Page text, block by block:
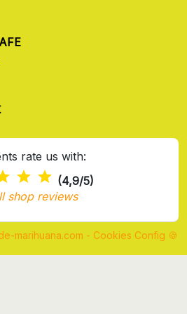
rate us with:
(4,9/5)
shop reviews
marihuana.com - Cookies Config 🍪